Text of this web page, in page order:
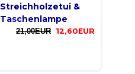
Streichholzetui &
Taschenlampe
21,00EUR 12,60EUR